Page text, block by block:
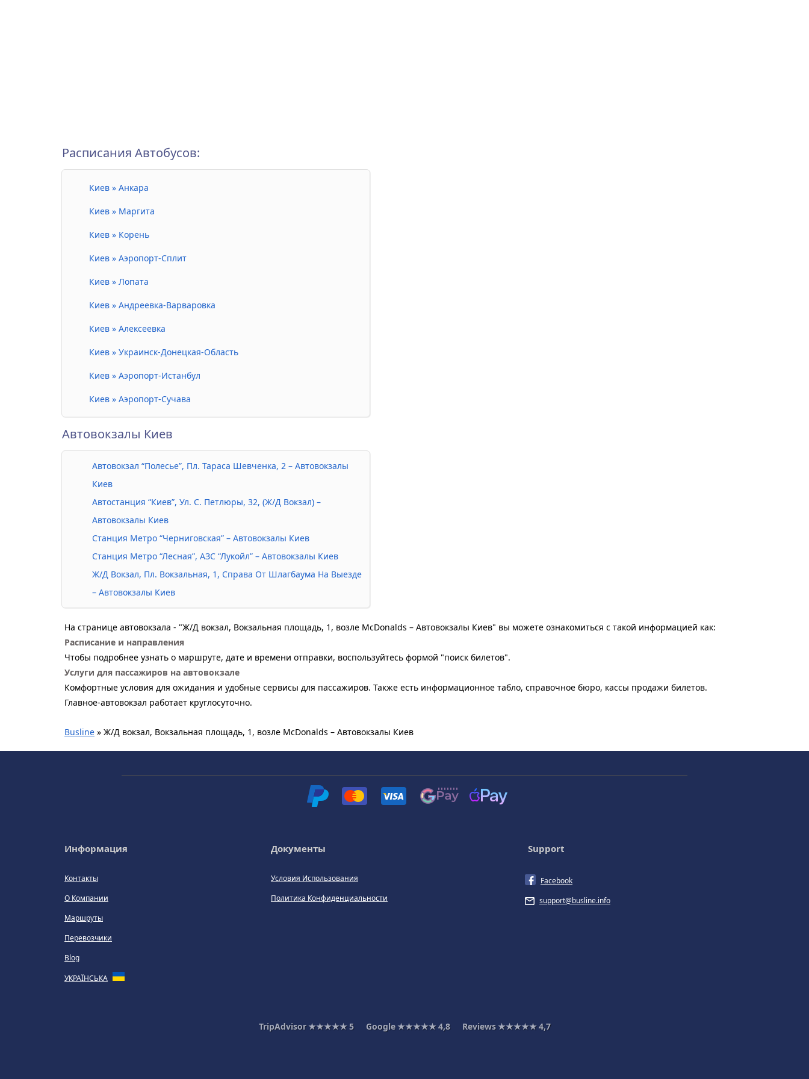
Расписания Автобусов:
Киев » Анкара
Киев » Маргита
Киев » Корень
Киев » Аэропорт-Сплит
Киев » Лопата
Киев » Андреевка-Варваровка
Киев » Алексеевка
Киев » Украинск-Донецкая-Область
Киев » Аэропорт-Истанбул
Киев » Аэропорт-Сучава
Автовокзалы Киев
Автовокзал “Полесье”, Пл. Тараса Шевченка, 2 – Автовокзалы
Киев
Автостанция “Киев”, Ул. С. Петлюры, 32, (Ж/Д Вокзал) –
Автовокзалы Киев
Станция Метро “Черниговская” – Автовокзалы Киев
Станция Метро “Лесная”, АЗС “Лукойл” – Автовокзалы Киев
Ж/Д Вокзал, Пл. Вокзальная, 1, Справа От Шлагбаума На Выезде
– Автовокзалы Киев
На странице автовокзала - "Ж/Д вокзал, Вокзальная площадь, 1, возле McDonalds – Автовокзалы Киев" вы можете ознакомиться с такой информацией как:
Расписание и направления
Чтобы подробнее узнать о маршруте, дате и времени отправки, воспользуйтесь формой "поиск билетов".
Услуги для пассажиров на автовокзале
Комфортные условия для ожидания и удобные сервисы для пассажиров. Также есть информационное табло, справочное бюро, кассы продажи билетов.
Главное-автовокзал работает круглосуточно.
Busline » Ж/Д вокзал, Вокзальная площадь, 1, возле McDonalds – Автовокзалы Киев
Информация
Контакты
О Компании
Маршруты
Перевозчики
Blog
УКРАЇНСЬКА
Документы
Условия Использования
Политика Конфиденциальности
Support
Facebook
support@busline.info
TripAdvisor ★★★★★5 Google ★★★★★4,8 Reviews ★★★★★4,7